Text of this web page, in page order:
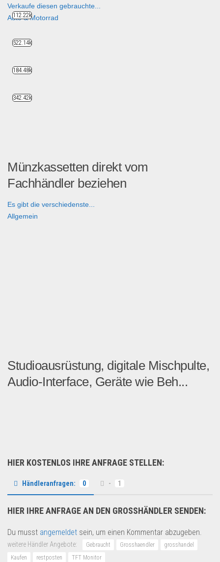
Verkaufe diesen gebrauchte...
Auto & Motorrad
Münzkassetten direkt vom
Fachhändler beziehen
Es gibt die verschiedenste...
Allgemein
Studioausrüstung, digitale Mischpulte,
Audio-Interface, Geräte wie Beh...
HIER KOSTENLOS IHRE ANFRAGE STELLEN:
Händleranfragen: 0 - 1
HIER IHRE ANFRAGE AN DEN GROSSHÄNDLER SENDEN:
Du musst angemeldet sein, um einen Kommentar abzugeben.
weitere Händler Angebote: Gebraucht Grosshaendler
grosshandel
Kaufen
restposten TFT Monitor
112.22k
522.14k
184.48k
342.42k